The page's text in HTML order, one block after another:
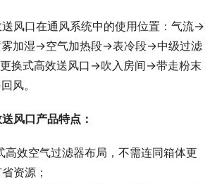
风口在通风系统中的使用位置：气流→
加湿→空气加热段→表冷段→中级过滤
换式高效送风口→吹入房间→带走粉末
风。
风口产品特点：
资源；